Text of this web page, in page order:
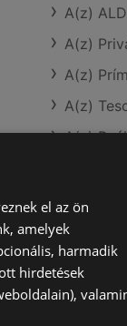
A(z)
A(z)
A(z)
A(z)
A(z)
A(z)
A(z)
A(z)
el az ön
amelyek
harmadik
hirdetések